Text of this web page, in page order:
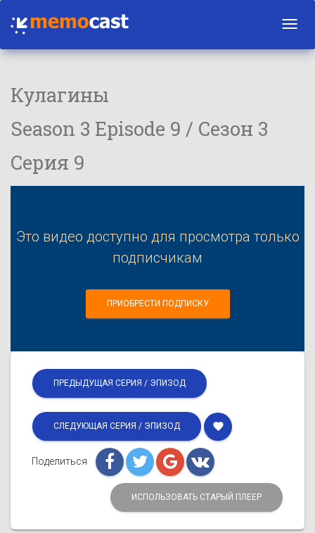
Кулагины
Season 3 Episode 9 / Сезон 3
Серия 9
Это видео доступно для просмотра только
подписчикам
ПРИОБРЕСТИ ПОДПИСКУ
ПРЕДЫДУЩАЯ СЕРИЯ / ЭПИЗОД
СЛЕДУЮЩАЯ СЕРИЯ / ЭПИЗОД favorite
Поделиться
ИСПОЛЬЗОВАТЬ СТАРЫЙ ПЛЕЕР